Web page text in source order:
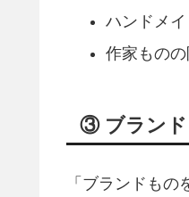
ハンドメ
作家もの
③ ブランド
「ブランドも